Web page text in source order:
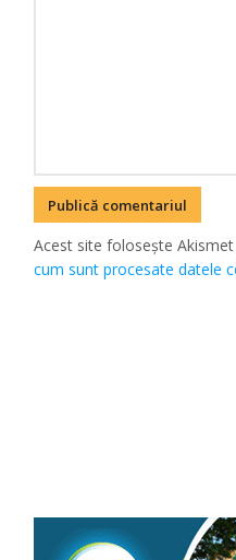
Acest site folosește
cum sunt procesate datele